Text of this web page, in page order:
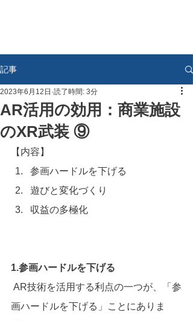
記事
AR活用の効用：商業施設
のXR武装 ⑨
2023年6月12日 読了時間: 3分
【内容】
参画ハードルを下げる
遊びと変化づくり
収益の多極化
1.参画ハードルを下げる
画ハードルを下げる」ことにありま